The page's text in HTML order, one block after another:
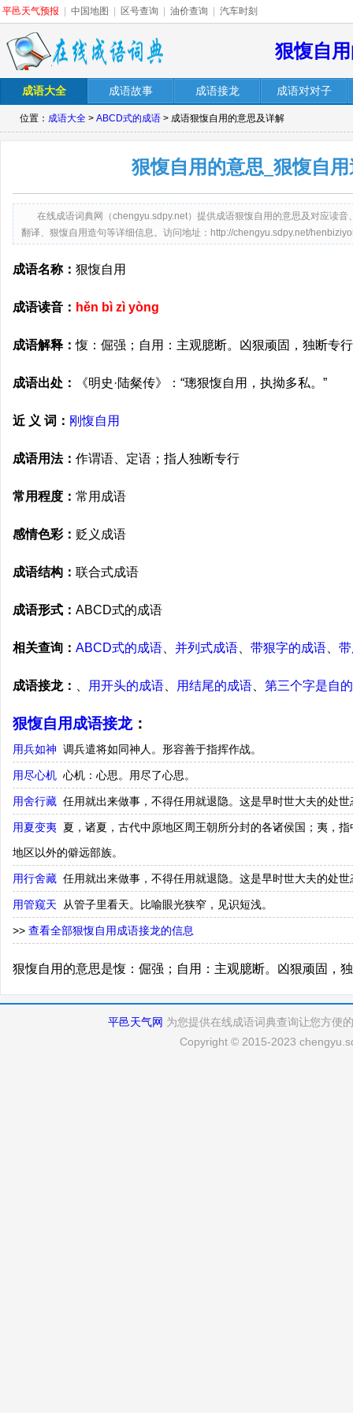
平邑天气预报 中国地图 区号查询 油价查询 汽车时刻
狠愎自
成语大全 成语故事 成语接龙 成语对对子
位置： 成语大全 > ABCD式的成语 > 成语狠愎自用的意思及详解
狠愎自用的意思_狠愎自
在线成语词典网（chengyu.sdpy.net）提供成语狠愎自用的意思及对应读
翻译、狠愎自用造句等详细信息。访问地址：http://chengyu.sdpy.net/
成语名称： 狠愎自用
成语读音： hěn bì zì yòng
成语解释：愎：倔强；自用：主观臆断。凶狠顽固，独断专行
成语出处： 《明史·陆粲传》：“璁狠愎自用，执拗多私。”
近 义 词： 刚愎自用
成语用法： 作谓语、定语；指人独断专行
常用程度： 常用成语
感情色彩： 贬义成语
成语结构： 联合式成语
成语形式： ABCD式的成语
相关查询： ABCD式的成语 并列式成语 带狠字的成语
成语接龙： 用开头的成语 用结尾的成语 第三个字是自
狠愎自用成语接龙：
用兵如神 调兵遣将如同神人。形容善于指挥作战。
用尽心机 心机：心思。用尽了心思。
用舍行藏 任用就出来做事，不得任用就退隐。这是早时世大夫的处世
用夏变夷 夏，诸夏，古代中原地区周王朝所分封的各诸侯国；夷，
地区以外的僻远部族。
用行舍藏 任用就出来做事，不得任用就退隐。这是早时世大夫的处世
用管窥天 从管子里看天。比喻眼光狭窄，见识短浅。
>> 查看全部狠愎自用成语接龙的信息
狠愎自用的意思是愎：倔强；自用：主观臆断。凶狠顽固，
平邑天气网 为您提供在线成语词典查询让您方便
Copyright © 2015-2023